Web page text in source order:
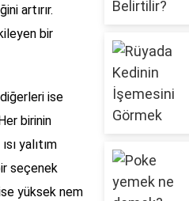
artırır.
bir
ise
birinin
yalıtım
seçenek
yüksek nem